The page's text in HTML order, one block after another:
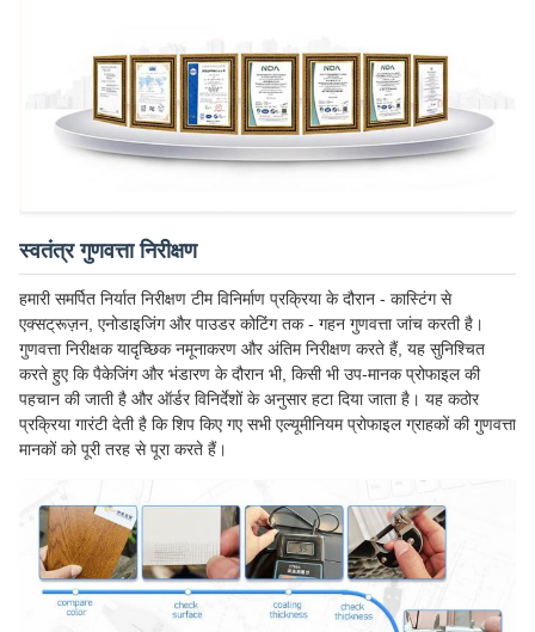
स्वतंत्र गुणवत्ता निरीक्षण
हमारी समर्पित निर्यात निरीक्षण टीम विनिर्माण प्रक्रिया के दौरान - कास्टिंग से
एक्सट्रूज़न, एनोडाइजिंग और पाउडर कोटिंग तक - गहन गुणवत्ता जांच करती है।
गुणवत्ता निरीक्षक यादृच्छिक नमूनाकरण और अंतिम निरीक्षण करते हैं, यह सुनिश्चित
करते हुए कि पैकेजिंग और भंडारण के दौरान भी, किसी भी उप-मानक प्रोफाइल की
पहचान की जाती है और ऑर्डर विनिर्देशों के अनुसार हटा दिया जाता है। यह कठोर
प्रक्रिया गारंटी देती है कि शिप किए गए सभी एल्यूमीनियम प्रोफाइल ग्राहकों की गुणवत्ता
मानकों को पूरी तरह से पूरा करते हैं।